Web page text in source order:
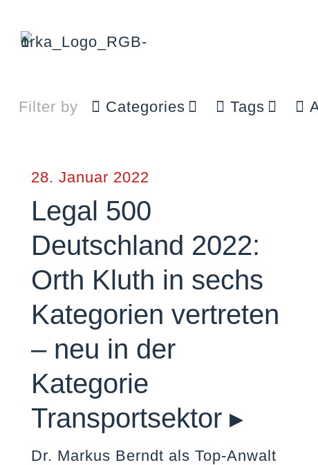
Filter by Categories Tags
28. Januar 2022
Legal 500
Deutschland 2022:
Orth Kluth in sechs
Kategorien vertreten
– neu in der
Kategorie
Transportsektor ▸
Dr. Markus Berndt als Top-Anwalt